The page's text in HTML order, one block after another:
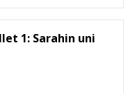
1: Sarahin uni